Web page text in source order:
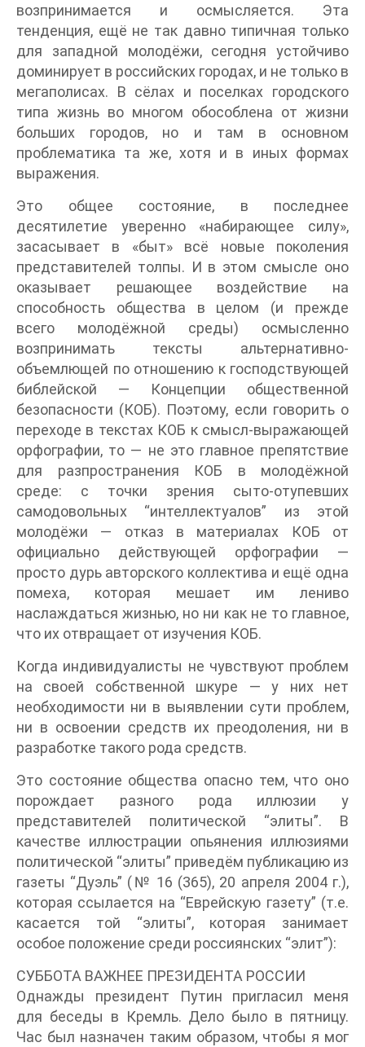
возпринимается и осмысляется. Эта
тенденция, ещё не так давно типичная только
для западной молодёжи, сегодня устойчиво
доминирует в российских городах, и не только в
мегаполисах. В сёлах и поселках городского
типа жизнь во многом обособлена от жизни
больших городов, но и там в основном
проблематика та же, хотя и в иных формах
выражения.
Это общее состояние, в последнее
десятилетие уверенно «набирающее силу»,
засасывает в «быт» всё новые поколения
представителей толпы. И в этом смысле оно
оказывает решающее воздействие на
способность общества в целом (и прежде
всего молодёжной среды) осмысленно
возпринимать тексты альтернативно-
объемлющей по отношению к господствующей
библейской — Концепции общественной
безопасности (КОБ). Поэтому, если говорить о
переходе в текстах КОБ к смысл-выражающей
орфографии, то — не это главное препятствие
для разпространения КОБ в молодёжной
среде: с точки зрения сыто-отупевших
самодовольных “интеллектуалов” из этой
молодёжи — отказ в материалах КОБ от
официально действующей орфографии —
просто дурь авторского коллектива и ещё одна
помеха, которая мешает им лениво
наслаждаться жизнью, но ни как не то главное,
что их отвращает от изучения КОБ.
Когда индивидуалисты не чувствуют проблем
на своей собственной шкуре — у них нет
необходимости ни в выявлении сути проблем,
ни в освоении средств их преодоления, ни в
разработке такого рода средств.
Это состояние общества опасно тем, что оно
порождает разного рода иллюзии у
представителей политической “элиты”. В
качестве иллюстрации опьянения иллюзиями
политической “элиты” приведём публикацию из
газеты “Дуэль” (№ 16 (365), 20 апреля 2004 г.),
которая ссылается на “Еврейскую газету” (т.е.
касается той “элиты”, которая занимает
особое положение среди россиянских “элит”):
СУББОТА ВАЖНЕЕ ПРЕЗИДЕНТА РОССИИ
Однажды президент Путин пригласил меня
для беседы в Кремль. Дело было в пятницу.
Час был назначен таким образом, чтобы я мог